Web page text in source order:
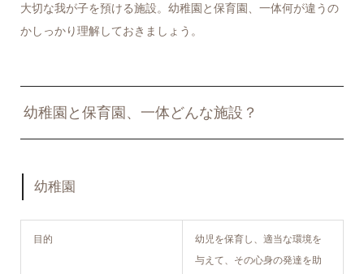
大切な我が子を預ける施設。幼稚園と保育園、一体何が違うの
かしっかり理解しておきましょう。
幼稚園と保育園、一体どんな施設？
幼稚園
目的
幼児を保育し、適当な環境を
与えて、その心身の発達を助